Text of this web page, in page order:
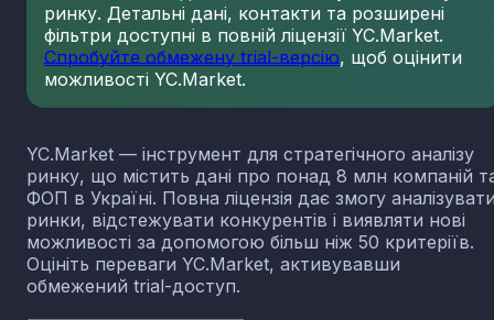
ринку. Детальні дані, контакти та розширені
фільтри доступні в повній ліцензії YC.Market.
Спробуйте обмежену trial-версію, щоб оцінити
можливості YC.Market.
YC.Market — інструмент для стратегічного аналізу
ринку, що містить дані про понад 8 млн компаній
ФОП в Україні. Повна ліцензія дає змогу
ринки, відстежувати конкурентів і виявляти нові
можливості за допомогою більш ніж 50 критеріїв.
Оцініть переваги YC.Market, активувавши
обмежений trial-доступ.
23.13 Виробництво порожнистого скла
23.14 Виробництво скловолокна
23.19 Виробництво й оброблення інших скляних
23.31 Виробництво керамічних плиток і плит
23.32 Виробництво цегли, черепиці та інших
виробів із випаленої глини
23.41
Виробництво господарських і декоративних
керамічних виробів
23.42
Виробництво керамічних санітарно-технічних